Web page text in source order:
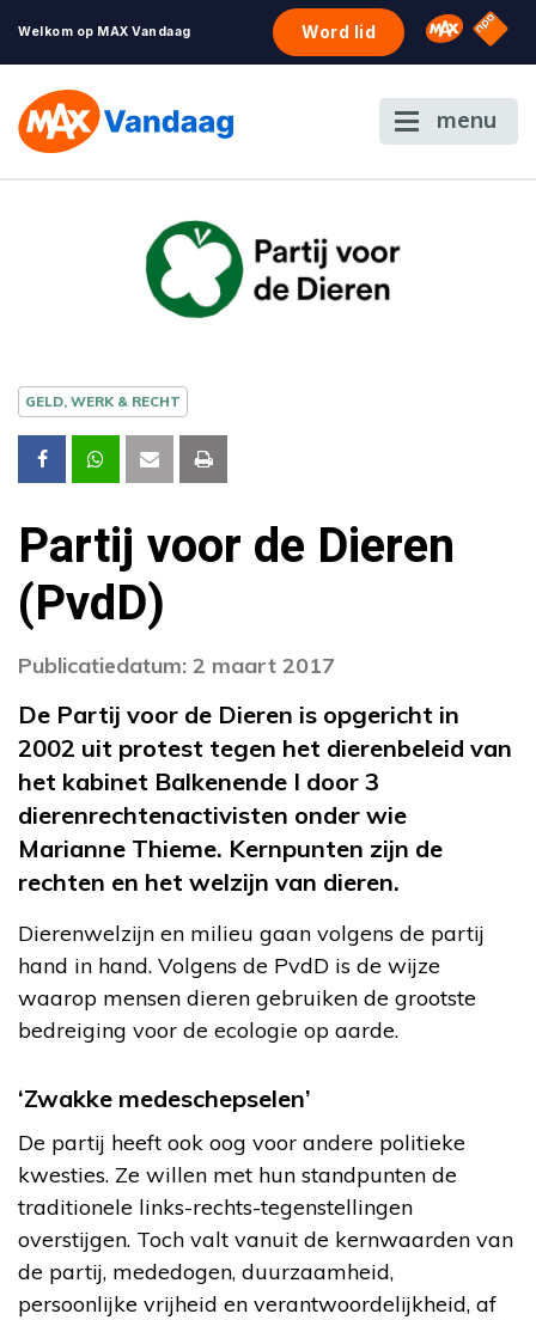
Welkom op MAX Vandaag Word lid Omroep
NPO
menu
GELD, WERK & RECHT
Partij voor de Dieren
(PvdD)
Publicatiedatum: 2 maart 2017
De Partij voor de Dieren is opgericht in
2002 uit protest tegen het dierenbeleid van
het kabinet Balkenende I door 3
dierenrechtenactivisten onder wie
Marianne Thieme. Kernpunten zijn de
rechten en het welzijn van dieren.
Dierenwelzijn en milieu gaan volgens de partij
hand in hand. Volgens de PvdD is de wijze
waarop mensen dieren gebruiken de grootste
bedreiging voor de ecologie op aarde.
‘Zwakke medeschepselen’
De partij heeft ook oog voor andere politieke
kwesties. Ze willen met hun standpunten de
traditionele links-rechts-tegenstellingen
overstijgen. Toch valt vanuit de kernwaarden van
de partij, mededogen, duurzaamheid,
persoonlijke vrijheid en verantwoordelijkheid, af